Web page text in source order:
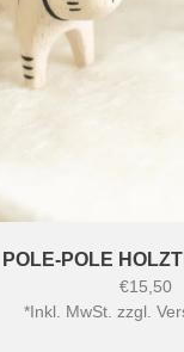
POLE-POLE
€15,50
*Inkl. MwSt. zzgl.